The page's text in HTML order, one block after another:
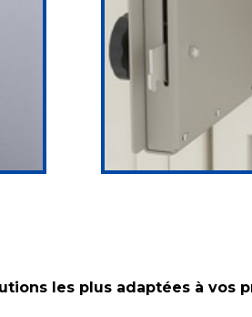
les plus adaptées à vos